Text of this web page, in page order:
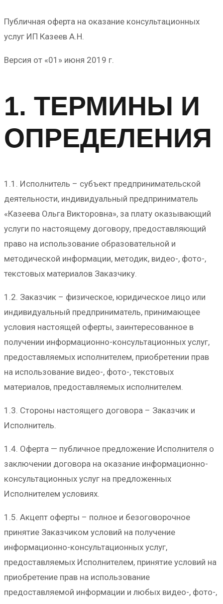
Публичная оферта на оказание консультационных
услуг ИП Казеев А.Н.
Версия от «01» июня 2019 г.
1. ТЕРМИНЫ И
ОПРЕДЕЛЕНИЯ
1.1. Исполнитель – субъект предпринимательской
деятельности, индивидуальный предприниматель
«Казеева Ольга Викторовна», за плату оказывающий
услуги по настоящему договору, предоставляющий
право на использование образовательной и
методической информации, методик, видео-, фото-,
текстовых материалов Заказчику.
1.2. Заказчик – физическое, юридическое лицо или
индивидуальный предприниматель, принимающее
условия настоящей оферты, заинтересованное в
получении информационно-консультационных услуг,
предоставляемых исполнителем, приобретении прав
на использование видео-, фото-, текстовых
материалов, предоставляемых исполнителем.
1.3. Стороны настоящего договора – Заказчик и
Исполнитель.
1.4. Оферта — публичное предложение Исполнителя о
заключении договора на оказание информационно-
консультационных услуг на предложенных
Исполнителем условиях.
1.5. Акцепт оферты – полное и безоговорочное
принятие Заказчиком условий на получение
информационно-консультационных услуг,
предоставляемых Исполнителем, принятие условий на
приобретение прав на использование
предоставляемой информации и любых видео-, фото-,